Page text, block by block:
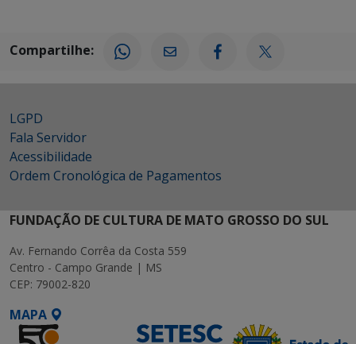
Compartilhe:
LGPD
Fala Servidor
Acessibilidade
Ordem Cronológica de Pagamentos
FUNDAÇÃO DE CULTURA DE MATO GROSSO DO SUL
Av. Fernando Corrêa da Costa 559
Centro - Campo Grande | MS
CEP: 79002-820
MAPA